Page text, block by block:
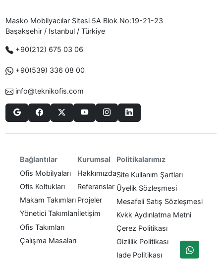
Masko Mobilyacılar Sitesi 5A Blok No:19-21-23
Başakşehir / Istanbul / Türkiye
+90(212) 675 03 06
+90(539) 336 08 00
info@teknikofis.com
Bağlantılar
Ofis Mobilyaları
Ofis Koltukları
Makam Takımları
Yönetici Takımları
Ofis Takımları
Çalışma Masaları
Kurumsal
Hakkımızda
Referanslar
Projeler
İletişim
Politikalarımız
Site Kullanım Şartları
Üyelik Sözleşmesi
Mesafeli Satış Sözleşmesi
Kvkk Aydınlatma Metni
Çerez Politikası
Gizlilik Politikası
Iade Politikası